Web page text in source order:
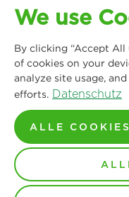
Standorte
Datenschutz
Impressum
Rechtlicher
AGB
Instagram
LinkedIn
MANN+HUMMEL
Germany GmbH
Lise-Meitner-Allee
44801 Bochum
Tel: 0234 622004
Standorte Europa
© Copyright 2024-
We use
By clicking “Accept
of cookies on your
analyze site usage,
efforts. Datenschutz
ALLE